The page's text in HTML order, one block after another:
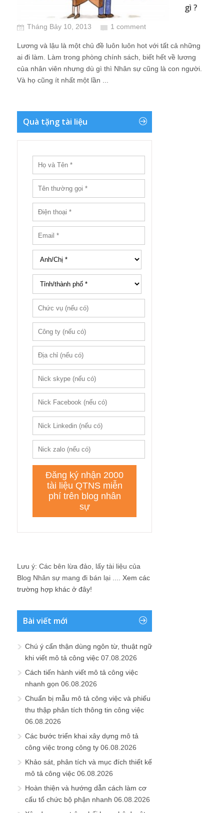
gì ?
Tháng Bảy 10, 2013 1 comment
Lương và lậu là một chủ đề luôn luôn hot với tất cả những
ai đi làm. Làm trong phòng chính sách, biết hết về lương
của nhân viên nhưng dù gì thì Nhân sự cũng là con người.
Và họ cũng ít nhất một lần ...
Quà tặng tài liệu
Lưu ý: Các bên lừa đảo, lấy tài liệu của
Blog Nhân sự mang đi bán lại .... Xem các
trường hợp khác ở đây!
Bài viết mới
Chú ý cẩn thận dùng ngôn từ, thuật ngữ
khi viết mô tả công việc 07.08.2026
Cách tiến hành viết mô tả công việc
nhanh gọn 06.08.2026
Chuẩn bị mẫu mô tả công việc và phiếu
thu thập phân tích thông tin công việc
06.08.2026
Các bước triển khai xây dựng mô tả
công việc trong công ty 06.08.2026
Khảo sát, phân tích và mục đích thiết kế
mô tả công việc 06.08.2026
Hoàn thiện và hướng dẫn cách làm cơ
cấu tổ chức bộ phận nhanh 06.08.2026